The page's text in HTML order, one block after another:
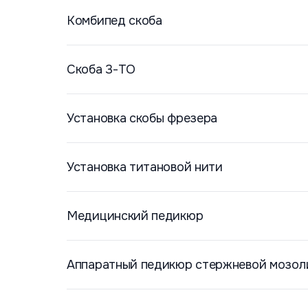
Комбипед скоба
Скоба 3-ТО
Установка скобы фрезера
Установка титановой нити
Медицинский педикюр
Аппаратный педикюр стержневой